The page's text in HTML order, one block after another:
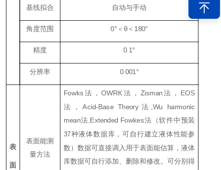
基线拟合 自动与手动
角度范围 0°＜θ＜180°
精度 0.1°
分辨率 0.001°
表
面
表面能测
量方法
Fowks法，OWRK法，Zisman法，EOS
法，Acid-Base Theory法,Wu harmonic
mean法,Extended Fowkes法（软件中预装
37种液体数据库，可自行建立液体性能参
数）数据可直接调入用于表面能估算，液体
库数据可自行添加、删除和修改。可分别得